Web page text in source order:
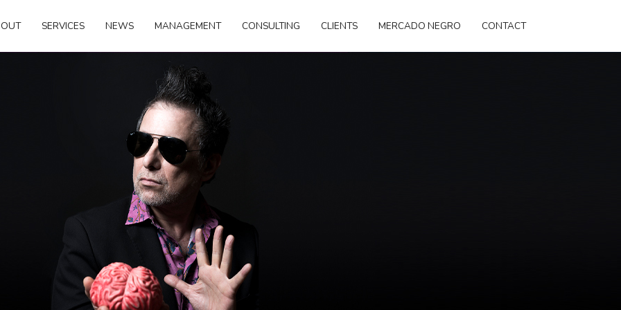
SERVICES NEWS MANAGEMENT CONSULTING CLIENTS MERCADO NEGRO CONTACT